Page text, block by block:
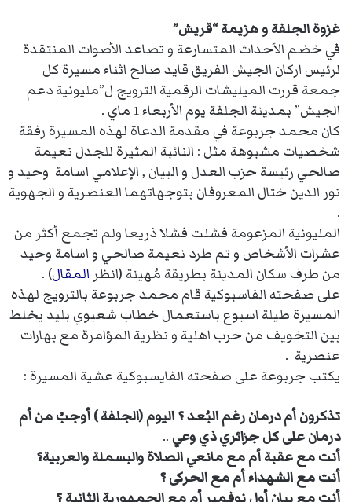
غزوة الجلفة و هزيمة “قريش”
في خضم الأحداث المتسارعة و تصاعد الأصوات المنتقدة
لرئيس اركان الجيش الفريق قايد صالح اثناء مسيرة كل
جمعة قررت الميليشات الرقمية الترويج ل”مليونية دعم
الجيش” بمدينة الجلفة يوم الأربعاء 1 ماي .
كان محمد جربوعة في مقدمة الدعاة لهذه المسيرة رفقة
شخصيات مشبوهة مثل : النائبة المثيرة للجدل نعيمة
صالحي رئيسة حزب العدل و البيان , الإعلامي اسامة وحيد و
نور الدين ختال المعروفان بتوجهاتهما العنصرية و الجهوية
.
المليونية المزعومة فشلت فشلا ذريعا ولم تجمع أكثر من
عشرات الأشخاص و تم طرد نعيمة صالحي و اسامة وحيد
من طرف سكان المدينة بطريقة مُهينة (انظر المقال) .
على صفحته الفاسبوكية قام محمد جربوعة بالترويج لهذه
المسيرة طيلة اسبوع باستعمال خطاب شعبوي بليد يخلط
بين التخويف من حرب اهلية و نظرية المؤامرة مع بهارات
عنصرية .
يكتب جربوعة على صفحته الفايسبوكية عشية المسيرة :
تذكرون أم درمان رغم البُعد ؟ اليوم (الجلفة ) أوجبُ من أم
درمان على كل جزائري ذي وعي ..
أنت مع عقبة أم مع مانعي الصلاة والبسملة والعربية؟
أنت مع الشهداء أم مع الحركى ؟